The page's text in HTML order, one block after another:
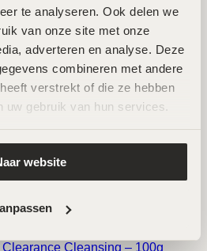
te analyseren. Ook delen we
van onze site met onze
adverteren en analyse. Deze
combineren met andere
verstrekt of die ze hebben
gebruik van hun services.
website
For Point Makeup – 150ml
Re-Purerance Wash – 100g
Cream For Lips – 9g
Clearance Cleansing – 100g